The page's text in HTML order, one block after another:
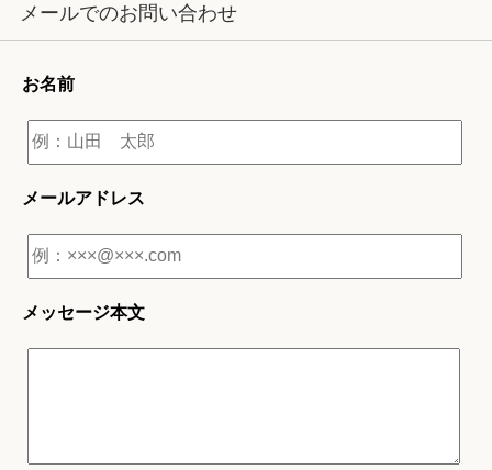
メールでのお問い合わせ
お名前
メールアドレス
メッセージ本文